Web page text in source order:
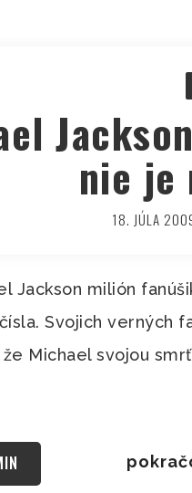
nie je
18. JÚLA
Jackson milión
Svojich verných
Michael svojou